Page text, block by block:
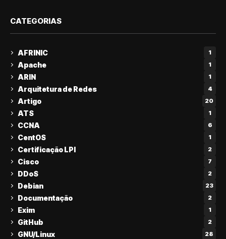
CATEGORIAS
AFRINIC 1
Apache 1
ARIN 1
Arquitetura de Redes 4
Artigo 20
ATS 1
CCNA 6
CentOS 1
Certificação LPI 2
Cisco 7
DDoS 2
Debian 23
Documentação 2
Exim 1
GitHub 2
GNU/Linux 28